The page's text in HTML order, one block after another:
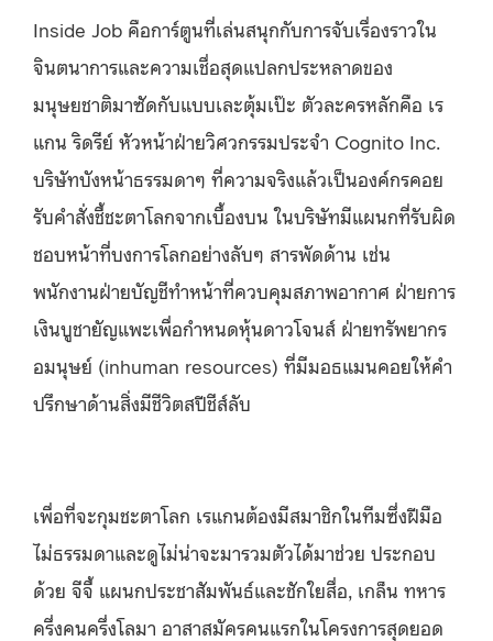
Inside Job คือการ์ตูนที่เล่นสนุกกับการจับเรื่องราวใน
จินตนาการและความเชื่อสุดแปลกประหลาดของ
มนุษยชาติมาซัดกับแบบเละตุ้มเป๊ะ ตัวละครหลักคือ เร
แกน ริดรีย์ หัวหน้าฝ่ายวิศวกรรมประจำ Cognito Inc.
บริษัทบังหน้าธรรมดาๆ ที่ความจริงแล้วเป็นองค์กรคอย
รับคำสั่งชี้ชะตาโลกจากเบื้องบน ในบริษัทมีแผนกที่รับผิด
ชอบหน้าที่บงการโลกอย่างลับๆ สารพัดด้าน เช่น
พนักงานฝ่ายบัญชีทำหน้าที่ควบคุมสภาพอากาศ ฝ่ายการ
เงินบูชายัญแพะเพื่อกำหนดหุ้นดาวโจนส์ ฝ่ายทรัพยากร
อมนุษย์ (inhuman resources) ที่มีมอธแมนคอยให้คำ
ปรึกษาด้านสิ่งมีชีวิตสปีชีส์ลับ
เพื่อที่จะกุมชะตาโลก เรแกนต้องมีสมาชิกในทีมซึ่งฝีมือ
ไม่ธรรมดาและดูไม่น่าจะมารวมตัวได้มาช่วย ประกอบ
ด้วย จีจี้ แผนกประชาสัมพันธ์และชักใยสื่อ, เกล็น ทหาร
ครึ่งคนครึ่งโลมา อาสาสมัครคนแรกในโครงการสุดยอด